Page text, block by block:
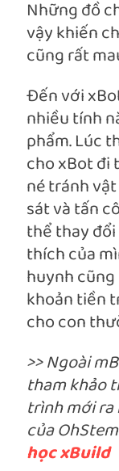
Những đồ
vậy khiến
cũng rất
Đến với
nhiều tính
phẩm. Lúc
cho xBot đi
né tránh
sát và tấn
thể thay
thích của
huynh
khoản tiền
cho con
>> Ngoài
tham khảo
trình mới
của
học xBuild